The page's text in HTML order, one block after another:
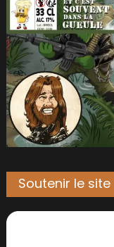
Soutenir le site